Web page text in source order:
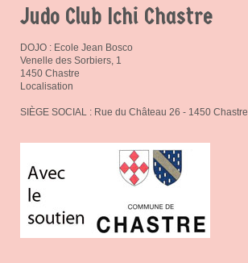
Judo Club Ichi Chastre
DOJO : Ecole Jean Bosco
Venelle des Sorbiers, 1
1450 Chastre
Localisation
SIÈGE SOCIAL : Rue du Château 26 - 1450 Chastre